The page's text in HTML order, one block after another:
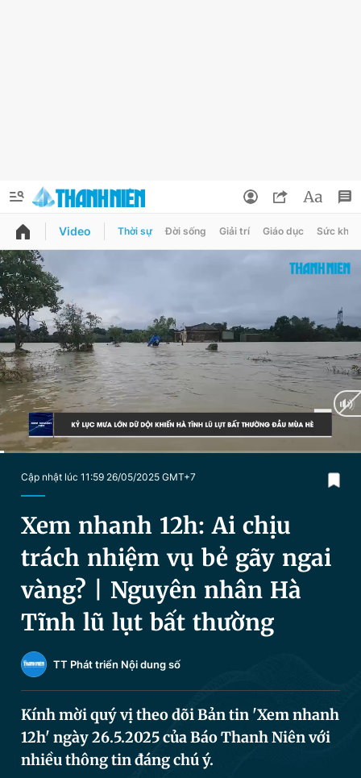
QUẢNG CÁO
Chuyên mục
Chuyên mục khác
Chào ngày mới Tin 24h
Video Magazine
Sản phẩm khác
Tiện ích Bạn cần biết
Thông tin tòa soạn
Thông tin tài khoản
Đổi mật khẩu
Tin đã lưu
Tin đã xem
Đăng xuất
Video Thời sự Đời sống Giải trí Giáo dục Sức khỏe
Cập nhật lúc 11:59 26/05/2025 GMT+7
Xem nhanh 12h: Ai chịu
trách nhiệm vụ bẻ gãy ngai
vàng? | Nguyên nhân Hà
Tĩnh lũ lụt bất thường
TT Phát triển Nội dung số
Kính mời quý vị theo dõi Bản tin 'Xem nhanh
12h' ngày 26.5.2025 của Báo Thanh Niên với
nhiều thông tin đáng chú ý.